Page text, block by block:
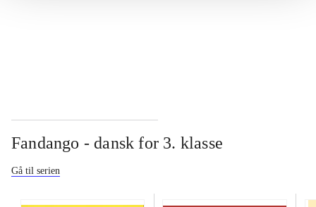
Fandango - dansk for 3. klasse
Gå til serien